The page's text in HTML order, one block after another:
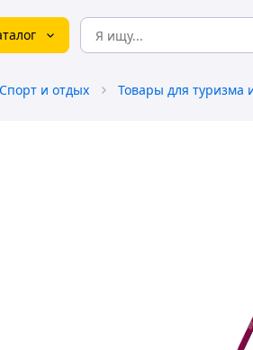
Спорт и отдых Товары для туризма